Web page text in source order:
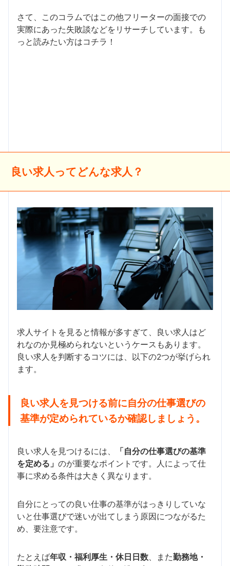
さて、このコラムではこの他フリーターの面接での
実際にあった失敗談などをリサーチしています。も
っと読みたい方はコチラ！
良い求人ってどんな求人？
求人サイトを見ると情報が多すぎて、良い求人はど
れなのか見極められないというケースもあります。
良い求人を判断するコツには、以下の2つが挙げられ
ます。
良い求人を見つける前に自分の仕事選びの
基準が定められているか確認しましょう。
良い求人を見つけるには、
「自分の仕事選びの基準
を定める」 のが重要なポイントです。人によって仕
事に求める条件は大きく異なります。
自分にとっての良い仕事の基準がはっきりしていな
いと仕事選びで迷いが出てしまう原因につながるた
め、要注意です。
たとえば年収・福利厚生・休日日数、また勤務地・